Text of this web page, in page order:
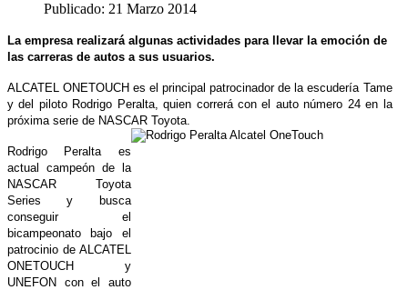
Publicado: 21 Marzo 2014
La empresa realizará algunas actividades para llevar la emoción de
las carreras de autos a sus usuarios.
ALCATEL ONETOUCH es el principal patrocinador de la escudería Tame
y del piloto Rodrigo Peralta, quien correrá con el auto número 24 en la
próxima serie de NASCAR Toyota.
Rodrigo Peralta es
actual campeón de la
NASCAR Toyota
Series y busca
conseguir el
bicampeonato bajo el
patrocinio de ALCATEL
ONETOUCH y
UNEFON con el auto